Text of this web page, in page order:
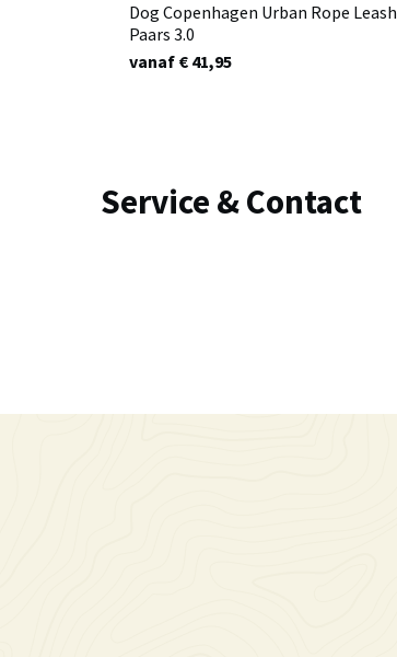
Dog Copenhagen Urban Rope Leash
Paars 3.0
vanaf € 41,95
Service & Contact